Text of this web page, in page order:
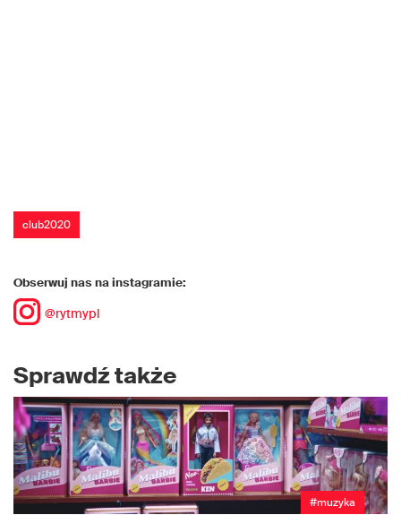
club2020
Obserwuj nas na instagramie:
@rytmypl
Sprawdź także
#muzyka